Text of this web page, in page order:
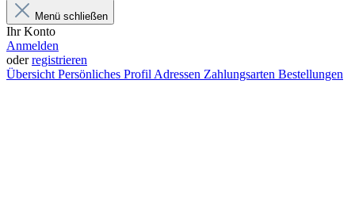
Menü schließen
Ihr Konto
Anmelden
oderregistrieren
Übersicht Persönliches Profil Adressen Zahlungsarten Bestellungen